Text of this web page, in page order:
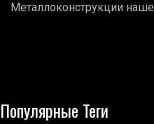
Металлоконструкции
Популярные Теги